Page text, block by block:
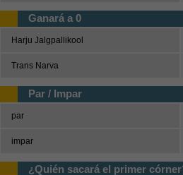
Ganará a 0
Harju Jalgpallikool
Trans Narva
Par / Impar
par
impar
¿Quién sacará el primer